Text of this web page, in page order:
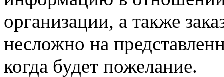
организации, а также
несложно на
когда будет пожелание.